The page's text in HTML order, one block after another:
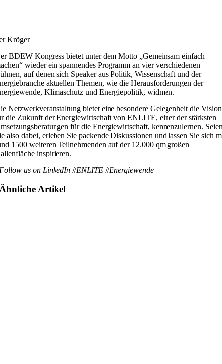
Kröger
BDEW Kongress bietet unter dem Motto „Gemeinsam einfach
wieder ein spannendes Programm an vier verschiedenen
auf denen sich Speaker aus Politik, Wissenschaft und der
aktuellen Themen, wie die Herausforderungen der
Klimaschutz und Energiepolitik, widmen.
Netzwerkveranstaltung bietet eine besondere Gelegenheit die Vision
die Zukunft der Energiewirtschaft von ENLITE, einer der stärksten
für die Energiewirtschaft, kennenzulernen.
also dabei, erleben Sie packende Diskussionen und lassen Sie sich
1500 weiteren Teilnehmenden auf der 12.000 qm großen
inspirieren.
Follow us on LinkedIn #ENLITE #Energiewende
Ähnliche Artikel